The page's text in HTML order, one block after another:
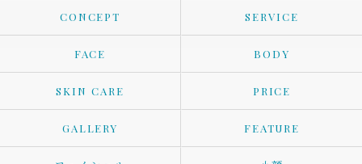
CONCEPT SERVICE
FACE BODY
SKIN CARE PRICE
GALLERY FEATURE